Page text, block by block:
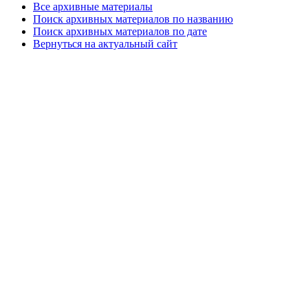
Все архивные материалы
Поиск архивных материалов по названию
Поиск архивных материалов по дате
Вернуться на актуальный сайт